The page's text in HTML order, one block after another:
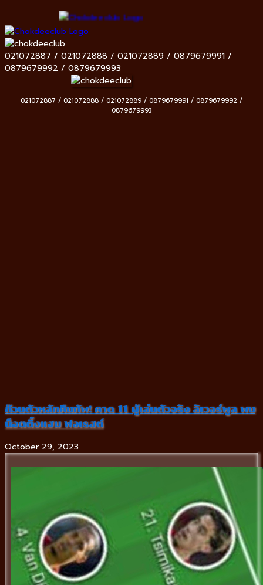
021072887 / 021072888 / 021072889 / 0879679991 /
0879679992 / 0879679993
021072887 / 021072888 / 021072889 / 0879679991 / 0879679992 /
0879679993
ก๊วนตัวหลักคืนทัพ! คาด 11 ผู้เล่นตัวจริง ลิเวอร์พูล พบ
น็อตติ้งแฮม ฟอเรสต์
October 29, 2023